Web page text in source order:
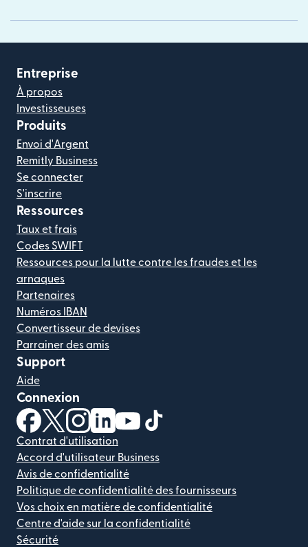
Entreprise
À propos
Investisseuses
Produits
Envoi d'Argent
Remitly Business
Se connecter
S'inscrire
Ressources
Taux et frais
Codes SWIFT
Ressources pour la lutte contre les fraudes et les
arnaques
Partenaires
Numéros IBAN
Convertisseur de devises
Parrainer des amis
Support
Aide
Connexion
(s'ouvre dans une nouvelle fenêtre)
(s'ouvre dans une nouvelle fenêtre)
(s'ouvre dans une nouvelle fenêtre)
(s'ouvre dans une nouvelle fenêtre)
(s'ouvre dans une nouvelle
Contrat d'utilisation
Accord d'utilisateur Business
Avis de confidentialité
Politique de confidentialité des fournisseurs
Vos choix en matière de confidentialité
Centre d'aide sur la confidentialité
Sécurité